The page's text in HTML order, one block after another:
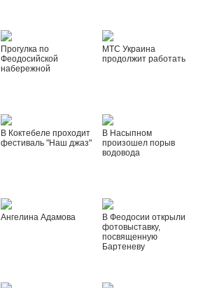
Прогулка по
Феодосийской
набережной
МТС Украина
продолжит работать
В Коктебеле проходит
фестиваль "Наш джаз"
В Насыпном
произошел порыв
водовода
Ангелина Адамова
В Феодосии открыли
фотовыставку,
посвященную
Бартеневу